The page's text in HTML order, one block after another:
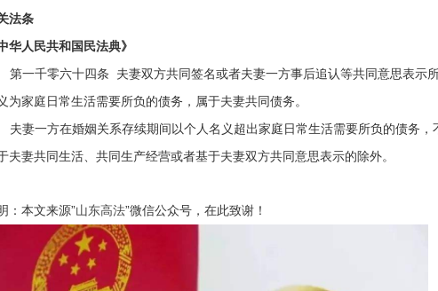
法条
华人民共和国民法典》
第一千零六十四条 夫妻双方共同签名或者夫妻一方事后追认等共同意思表示
为家庭日常生活需要所负的债务，属于夫妻共同债务。
夫妻一方在婚姻关系存续期间以个人名义超出家庭日常生活需要所负的债务
夫妻共同生活、共同生产经营或者基于夫妻双方共同意思表示的除外。
：本文来源”山东高法”微信公众号，在此致谢！